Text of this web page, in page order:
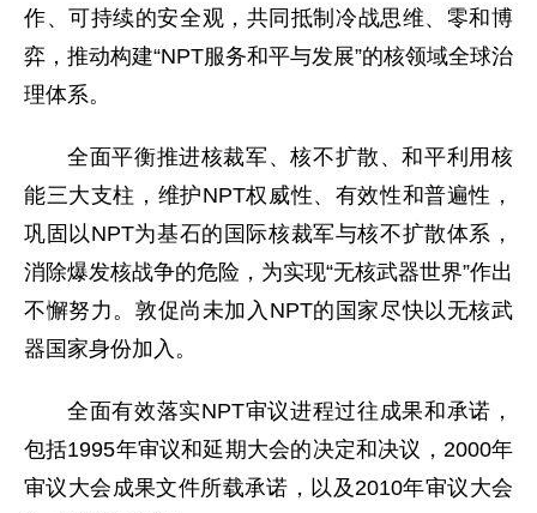
作、可持续的安全观，共同抵制冷战思维、零和博
弈，推动构建“NPT服务和平与发展”的核领域全球治
理体系。
全面平衡推进核裁军、核不扩散、和平利用核
能三大支柱，维护NPT权威性、有效性和普遍性，
巩固以NPT为基石的国际核裁军与核不扩散体系，
消除爆发核战争的危险，为实现“无核武器世界”作出
不懈努力。敦促尚未加入NPT的国家尽快以无核武
器国家身份加入。
全面有效落实NPT审议进程过往成果和承诺，
包括1995年审议和延期大会的决定和决议，2000年
审议大会成果文件所载承诺，以及2010年审议大会